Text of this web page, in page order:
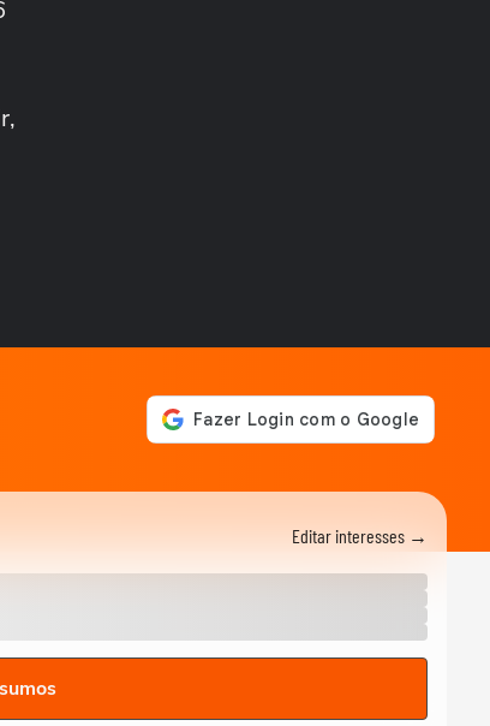
O que muda para bares e
restaurantes com a Reforma
Mini CEOs: adolescentes
empreendedora antes de...
MEU NEGÓCIO
nos EUA
investir no time de vendas é
Editar interesses →